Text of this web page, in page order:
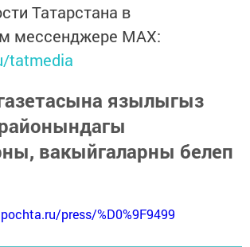
Татарстана в
мессенджере MАХ:
tatmedia
язылыгыз
вакыйгаларны белеп
press/%D0%9F9499